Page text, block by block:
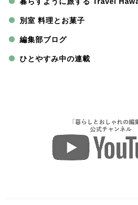
別室 料理とお菓子
編集部ブログ
ひとやすみ中の連載